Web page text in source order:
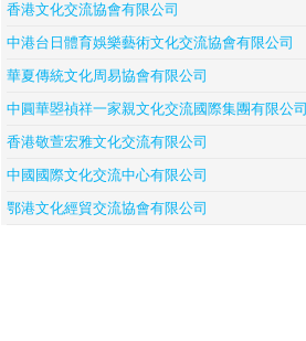
香港文化交流協會有限公司
中港台日體育娛樂藝術文化交流協會有限公司
華夏傳統文化周易協會有限公司
中圓華曌禎祥一家親文化交流國際集團有限公司
香港敬萱宏雅文化交流有限公司
中國國際文化交流中心有限公司
鄂港文化經貿交流協會有限公司